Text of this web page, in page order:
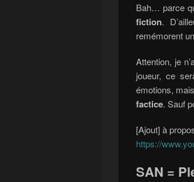
Bah… parce
fiction.
remémorent
Attention, je
joueur, ce
émotions,
factice. Sauf
[Ajout] à
https://
SAN =